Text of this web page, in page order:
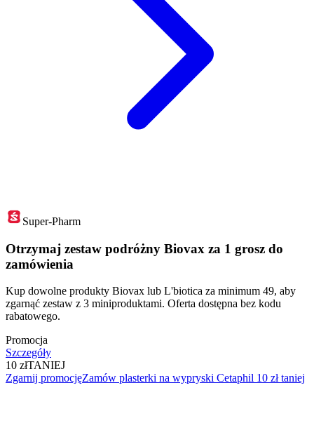
Super-Pharm
Otrzymaj zestaw podróżny Biovax za 1 grosz do
zamówienia
Kup dowolne produkty Biovax lub L'biotica za minimum 49, aby
zgarnąć zestaw z 3 miniproduktami. Oferta dostępna bez kodu
rabatowego.
Promocja
Szczegóły
10 złTANIEJ
Zgarnij promocjęZamów plasterki na wypryski Cetaphil 10 zł taniej